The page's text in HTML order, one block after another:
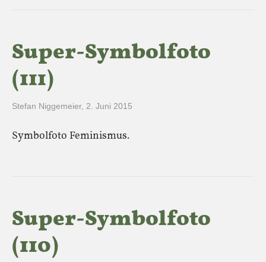
Super-Symbolfoto
(111)
Stefan Niggemeier, 2. Juni 2015
Symbolfoto Feminismus.
Super-Symbolfoto
(110)